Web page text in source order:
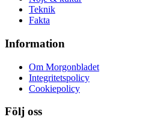
Teknik
Fakta
Information
Om Morgonbladet
Integritetspolicy
Cookiepolicy
Följ oss